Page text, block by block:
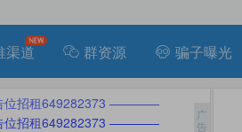
渠道 群资源 骗子曝光
招租649282373 ————
招租649282373 ————